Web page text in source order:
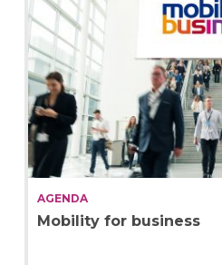
AGENDA
Mobility for business